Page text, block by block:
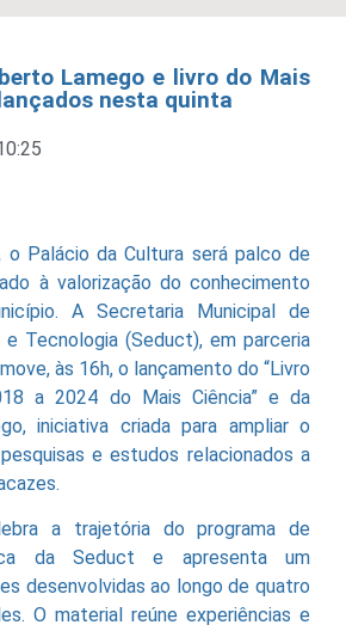
Lamego e livro do Mais
nesta quinta
o Palácio da Cultura será palco de
à valorização do conhecimento
A Secretaria Municipal de
e Tecnologia (Seduct), em parceria
às 16h, o lançamento do “Livro
a 2024 do Mais Ciência” e da
iniciativa criada para ampliar o
e estudos relacionados a
a trajetória do programa de
da Seduct e apresenta um
desenvolvidas ao longo de quatro
O material reúne experiências e